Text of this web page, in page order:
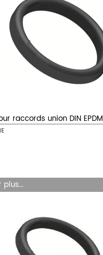
raccords union DIN EPDM
plus...